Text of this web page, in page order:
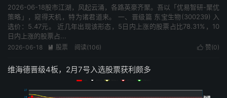
2026-06-18股市江湖，风起云涌，各路英豪齐聚。吾以「优易智研-聚优
策略」，窥得天机，特为诸君道来。 一、晋级篇 东宝生物(300239) 入
选价：5.47元。 近几年出现该形态，5日内上涨的股票占比78.31%，10
日内上涨的股票占...
 赞(0)
2026-06-18  股票 阅读(106)
维海德晋级4板，2月7号入选股票获利颇多